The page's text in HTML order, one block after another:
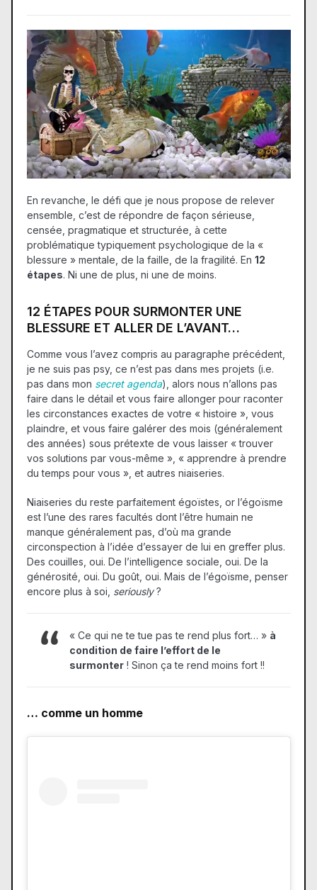
En revanche, le défi que je nous propose de relever
ensemble, c’est de répondre de façon sérieuse,
censée, pragmatique et structurée, à cette
problématique typiquement psychologique de la «
blessure » mentale, de la faille, de la fragilité. En 12
étapes. Ni une de plus, ni une de moins.
12 ÉTAPES POUR SURMONTER UNE
BLESSURE ET ALLER DE L’AVANT…
Comme vous l’avez compris au paragraphe précédent,
je ne suis pas psy, ce n’est pas dans mes projets (i.e.
pas dans mon secret agenda), alors nous n’allons pas
faire dans le détail et vous faire allonger pour raconter
les circonstances exactes de votre « histoire », vous
plaindre, et vous faire galérer des mois (généralement
des années) sous prétexte de vous laisser « trouver
vos solutions par vous-même », « apprendre à prendre
du temps pour vous », et autres niaiseries.
Niaiseries du reste parfaitement égoïstes, or l’égoïsme
est l’une des rares facultés dont l’être humain ne
manque généralement pas, d’où ma grande
circonspection à l’idée d’essayer de lui en greffer plus.
Des couilles, oui. De l’intelligence sociale, oui. De la
générosité, oui. Du goût, oui. Mais de l’égoïsme, penser
encore plus à soi, seriously?
« Ce qui ne te tue pas te rend plus fort… » à
condition de faire l’effort de le
surmonter! Sinon ça te rend moins fort !!
… comme un homme